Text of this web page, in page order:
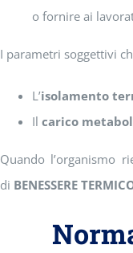
o fornire ai
I parametri soggettivi
L’isolamento
Il carico
Quando l’organismo
di BENESSERE